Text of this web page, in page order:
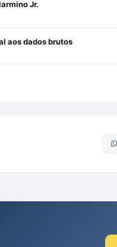
Jr.
aos dados brutos